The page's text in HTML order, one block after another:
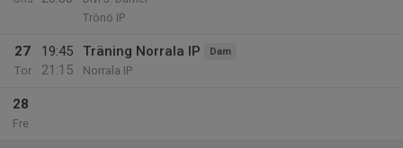
Trönö IP
27
Tor
19:45
21:15
Träning Norrala IP Dam
Norrala IP
28
Fre